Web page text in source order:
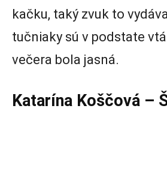
kačku, taký zvuk to
tučniaky sú v podstate
večera bola jasná.
Katarína Koščová –